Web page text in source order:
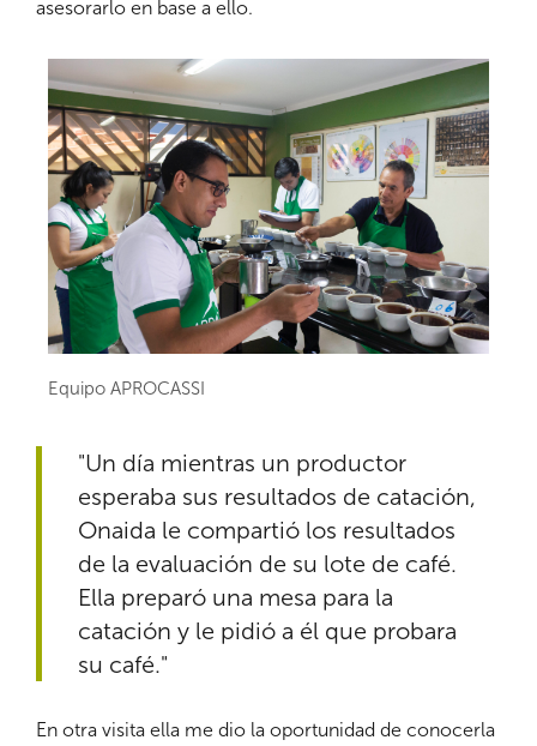
asesorarlo en base a ello.
Equipo APROCASSI
"Un día mientras un productor
esperaba sus resultados de catación,
Onaida le compartió los resultados
de la evaluación de su lote de café.
Ella preparó una mesa para la
catación y le pidió a él que probara
su café."
En otra visita ella me dio la oportunidad de conocerla